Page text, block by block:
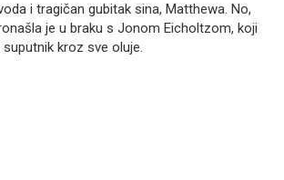
i tragičan gubitak sina, Matthewa. No,
je u braku s Jonom Eicholtzom, koji
kroz sve oluje.